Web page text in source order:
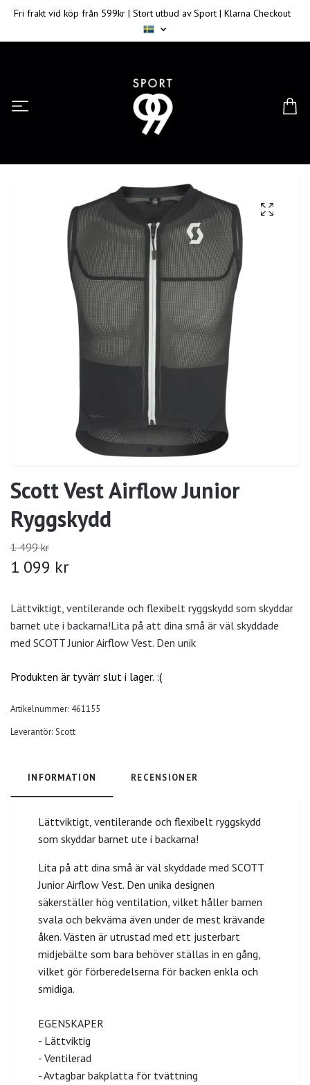
Fri frakt vid köp från 599kr | Stort utbud av Sport | Klarna Checkout
Scott Vest Airflow Junior
Ryggskydd
1 499 kr
1 099 kr
Lättviktigt, ventilerande och flexibelt ryggskydd som skyddar
barnet ute i backarna!Lita på att dina små är väl skyddade
med SCOTT Junior Airflow Vest. Den unik
Produkten är tyvärr slut i lager. :(
Artikelnummer: 461155
Leverantör: Scott
INFORMATION RECENSIONER
Lättviktigt, ventilerande och flexibelt ryggskydd
som skyddar barnet ute i backarna!
Lita på att dina små är väl skyddade med SCOTT
Junior Airflow Vest. Den unika designen
säkerställer hög ventilation, vilket håller barnen
svala och bekväma även under de mest krävande
åken. Västen är utrustad med ett justerbart
midjebälte som bara behöver ställas in en gång,
vilket gör förberedelserna för backen enkla och
smidiga.
EGENSKAPER
- Lättviktig
- Ventilerad
- Avtagbar bakplatta för tvättning